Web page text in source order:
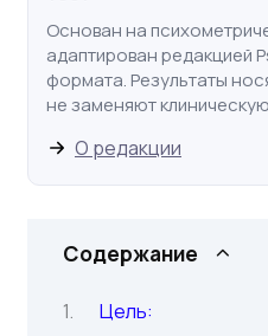
Основан на
адаптирован редакцией
формата. Результаты
не заменяют
О редакции
Содержание
Цель: